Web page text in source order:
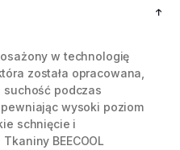
w technologię
została opracowana,
suchość podczas
wysoki poziom
schnięcie i
BEECOOL